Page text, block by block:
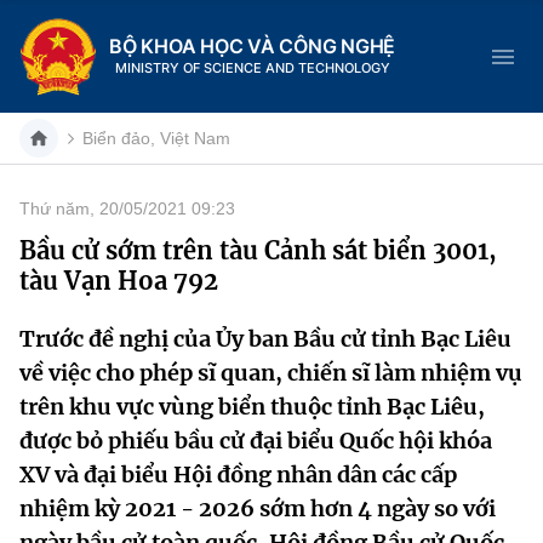
BỘ KHOA HỌC VÀ CÔNG NGHỆ
MINISTRY OF SCIENCE AND TECHNOLOGY
Danh mục
Trang chủ
Giới thiệu
Chức năng nhiệm vụ
Cơ cấu tổ chức
Lịch sử phát triển
Tin tức sự kiện
Khoa học và Công nghệ
Đổi mới sáng tạo
Dịch vụ công
Hệ thống văn bản
Biển đảo, Việt Nam
Thứ năm, 20/05/2021 09:23
Bầu cử sớm trên tàu Cảnh sát biển 3001,
tàu Vạn Hoa 792
Trước đề nghị của Ủy ban Bầu cử tỉnh Bạc Liêu
về việc cho phép sĩ quan, chiến sĩ làm nhiệm vụ
trên khu vực vùng biển thuộc tỉnh Bạc Liêu,
được bỏ phiếu bầu cử đại biểu Quốc hội khóa
XV và đại biểu Hội đồng nhân dân các cấp
nhiệm kỳ 2021 - 2026 sớm hơn 4 ngày so với